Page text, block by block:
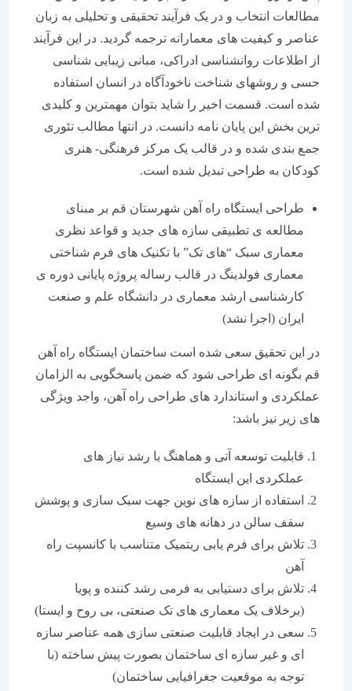
مطالعات انتخاب و در یک فرآیند تحقیقی و تحلیلی به زبان
عناصر و کیفیت های معمارانه ترجمه گردید. در این فرآیند
از اطلاعات روانشناسی ادراکی، مبانی زیبایی شناسی
حسی و روشهای شناخت ناخودآگاه در انسان استفاده
شده است. قسمت اخیر را شاید بتوان مهمترین و کلیدی
ترین بخش این پایان نامه دانست. در انتها مطالب تئوری
جمع بندی شده و در قالب یک مرکز فرهنگی- هنری
کودکان به طراحی تبدیل شده است.
طراحی ایستگاه راه آهن شهرستان قم بر مبنای
مطالعه ی تطبیقی سازه های جدید و قواعد نظری
معماری سبک “های تک” با تکنیک های فرم شناختی
معماری فولدینگ در قالب رساله پروژه پایانی دوره ی
کارشناسی ارشد معماری در دانشگاه علم و صنعت
ایران (اجرا نشد)
در این تحقیق سعی شده است ساختمان ایستگاه راه آهن
قم بگونه ای طراحی شود که ضمن پاسخگویی به الزامان
عملکردی و استاندارد های طراحی راه آهن، واجد ویژگی
های زیر نیز باشد:
قابلیت توسعه آتی و هماهنگ با رشد نیاز های
عملکردی این ایستگاه
استفاده از سازه های نوین جهت سبک سازی و پوشش
سقف سالن در دهانه های وسیع
تلاش برای فرم یابی ریتمیک متناسب با کانسپت راه
تلاش برای دستیابی به فرمی رشد کننده و پویا
(برخلاف یک معماری های تک صنعتی، بی روح و ایستا)
سعی در ایجاد قابلیت صنعتی سازی همه عناصر سازه
ای و غیر سازه ای ساختمان بصورت پیش ساخته (با
توجه به موقعیت جغرافیایی ساختمان)